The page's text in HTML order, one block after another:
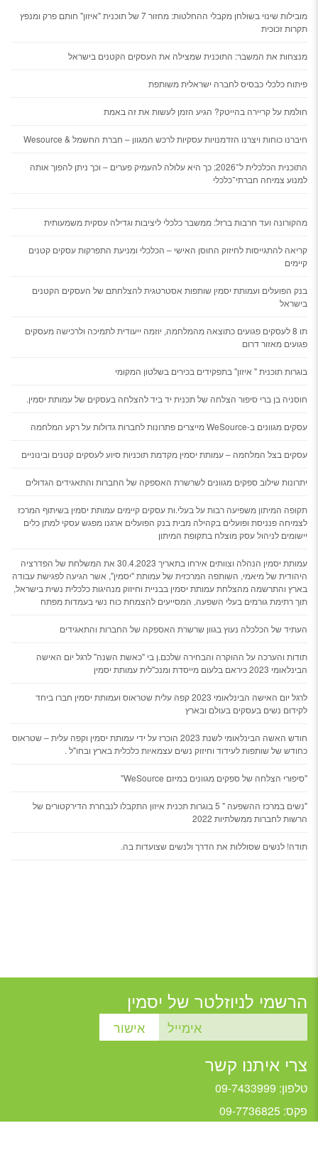
מובילות שינוי בשולחן מקבלי ההחלטות: מחזור 7 של תוכנית "איזון" חותם פרק ומנפץ
תקרות זכוכית
​מנצחות את המשבר: התוכנית שמצילה את העסקים הקטנים בישראל
פיתוח כלכלי כבסיס לחברה ישראלית משותפת
חולמת על קריירה בהייטק? הגיע הזמן לעשות את זה באמת
חיברנו כוחות ויצרנו הזדמנויות עסקיות לרכש המגוון – חברת החשמל & Wesource
התוכנית הכלכלית ל־2026: כך היא עלולה להעמיק פערים – וכך ניתן להפוך אותה
למנוע צמיחה חברתי־כלכלי
מהקורונה ועד חרבות ברזל: ממשבר כלכלי ליציבות וגדילה עסקית משמעותית
קריאה להתגייסות לחיזוק החוסן האישי – הכלכלי ומניעת התפרקות עסקים קטנים
קיימים
בנק הפועלים ועמותת יסמין שותפות אסטרטגית להצלחתם של העסקים הקטנים
בישראל
תו 8 לעסקים פגועים כתוצאה מהמלחמה, יוזמה ייעודית לתמיכה ולרכישה מעסקים
פגועים מאזור דרום
בוגרות תוכנית " איזון" בתפקידים בכירים בשלטון המקומי
חוסניה בן ברי סיפור הצלחה של תכנית יד ביד להצלחה בעסקים של עמותת יסמין.
עסקים מגוונים ב-WeSource מייצרים פתרונות לחברות גדולות על רקע המלחמה
עסקים בצל המלחמה – עמותת יסמין מקדמת תוכניות סיוע לעסקים קטנים ובינוניים
יתרונות שילוב ספקים מגוונים לשרשרת האספקה של החברות והתאגידים הגדולים
תקופה המיתון משפיעה רבות על בעלי.ות עסקים קיימים עמותת יסמין בשיתוף המרכז
לצמיחה פנניסת ופועלים בקהילה מבית בנק הפועלים ארגנו מפגש עסקי למתן כלים
יישומים לניהול עסק מוצלח בתקופת המיתון
עמותת יסמין הנהלה וצוותים אירחו בתאריך 30.4.2023 את המשלחת של הפדרציה
היהודית של מיאמי, השותפה המרכזית של עמותת "יסמין", אשר הגיעה לפגישת עבודה
בארץ והתרשמה מהצלחת עמותת יסמין בבניית וחיזוק מנהיגות כלכלית נשית בישראל,
תוך רתימת גורמים בעלי השפעה, המסייעים להצמחת כוח נשי בעמדות מפתח
העתיד של הכלכלה נעוץ בגוון שרשרת האספקה של החברות והתאגידים
תודות והערכה על ההוקרה והבחירה שלכם.ן בי "כאשת השנה" לרגל יום האישה
הבינלאומי 2023 כיראם בלעום מייסדת ומנכ"לית עמותת יסמין
לרגל יום האישה הבינלאומי 2023 קפה עלית שטראוס ועמותת יסמין חברו ביחד
לקידום נשים בעסקים בעולם ובארץ
חודש האשה הבינלאומי לשנת 2023 הוכרז על ידי עמותת יסמין וקפה עלית – שטראוס
כחודש של שותפות לעידוד וחיזוק נשים עצמאיות כלכלית בארץ ובחו"ל .
"סיפורי הצלחה של ספקים מגוונים במיזם WeSource"
"נשים במרכז ההשפעה " 5 בוגרות תכנית איזון התקבלו לנבחרת הדירקטורים של
הרשות לחברות ממשלתיות 2022
תודה! לנשים שסוללות את הדרך ולנשים שצועדות בה.
הרשמי לניוזלטר של יסמין
צרי איתנו קשר
טלפון: 09-7433999
פקס: 09-7736825